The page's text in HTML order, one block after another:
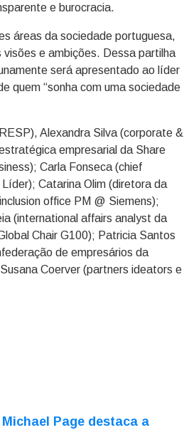
e burocracia.
áreas da sociedade portuguesa,
e ambições. Dessa partilha
será apresentado ao líder
quem “sonha com uma sociedade
Alexandra Silva (corporate &
empresarial da Share
Carla Fonseca (chief
Catarina Olim (diretora da
office PM @ Siemens);
(international affairs analyst da
Chair G100); Patricia Santos
de empresários da
Coerver (partners ideators e
Page destaca a